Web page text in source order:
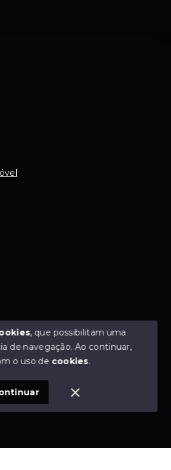
Negócios Imobiliários - 9.191-
, que possibilitam uma
de navegação.Ao continuar,
o uso de cookies.